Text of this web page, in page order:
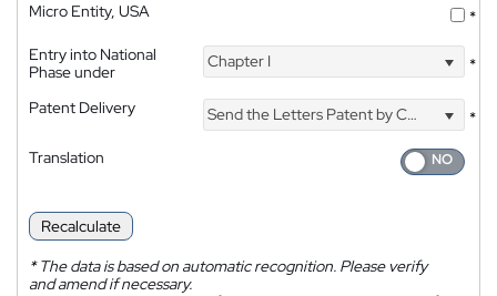
Micro Entity, USA
*
Entry into National
Phase under
Chapter I *
Patent Delivery Send the Letters Patent by Courier
*
Translation
Recalculate
*The data is based on automatic recognition. Please verify
and amend if necessary.